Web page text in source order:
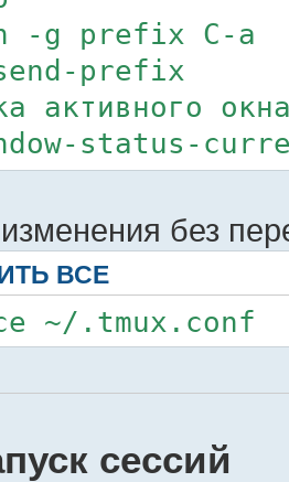
-g prefix C-a
prefix
активного
status-
прокрутки
on
без
ВСЕ
~/.tmux.conf
сессий